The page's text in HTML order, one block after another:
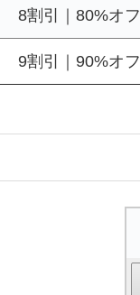
8割引｜80%オフ
9割引｜90%オフ